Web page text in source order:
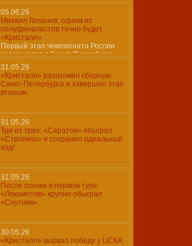
05.06.26
Михаил Лихачев: одним из
полуфиналистов точно будет
«Кристалл»
Первый этап чемпионата России
завершился в Санкт-Петербурге
31.05.26
«Кристалл» разгромил сборную
Санкт-Петербурга и завершил этап
вторым.
31.05.26
Три из трёх: «Саратов» обыграл
«Строгино» и сохранил идеальный
ход!
31.05.26
После осечки в первом туре:
«Локомотив» крупно обыграл
«Спутник».
30.05.26
«Кристалл» вырвал победу у ЦСКА